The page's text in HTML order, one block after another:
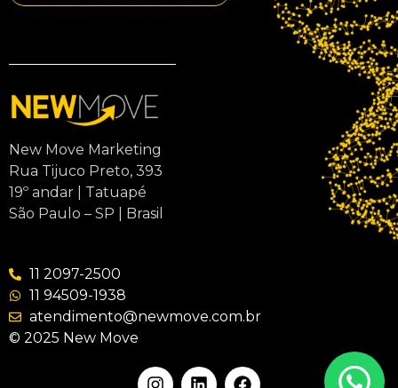
New Move Marketing
Rua Tijuco Preto, 393
19º andar | Tatuapé
São Paulo – SP | Brasil
11 2097-2500
11 94509-1938
atendimento@newmove.com.br
© 2025 New Move